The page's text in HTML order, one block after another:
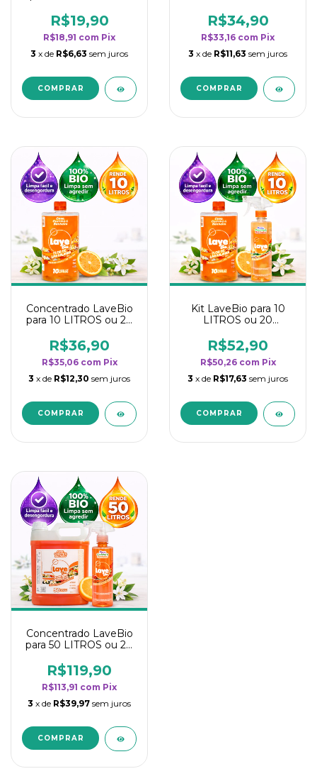
rendimento da
categoria - Flor de
Laranjeira
R$19,90
R$18,91 com Pix
3 x de R$6,63 sem juros
rendimento da
categoria - Flor de
Laranjeira
R$34,90
R$33,16 com Pix
3 x de R$11,63 sem juros
Concentrado LaveBio
para 10 LITROS ou 20
rendimento da
categoria - Flor de
Laranjeira
R$36,90
R$35,06 com Pix
3 x de R$12,30 sem juros
Kit LaveBio para 10
LITROS ou 20
rendimento da
categoria - Flor de
Laranjeira
R$52,90
R$50,26 com Pix
3 x de R$17,63 sem juros
Concentrado LaveBio
para 50 LITROS ou 20
rendimento da
categoria - Flor de
Laranjeira
R$119,90
R$113,91 com Pix
3 x de R$39,97 sem juros